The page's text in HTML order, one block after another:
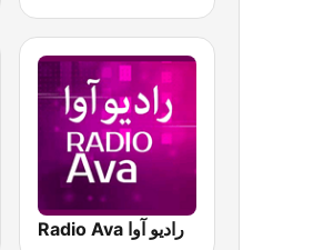
Radio Ava رادیو آوا